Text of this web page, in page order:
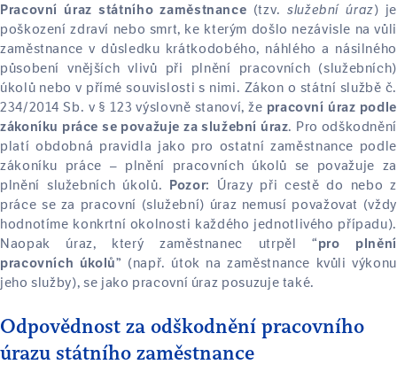
Pracovní úraz státního zaměstnance (tzv.služební úraz) je
poškození zdraví nebo smrt, ke kterým došlo nezávisle na vůli
zaměstnance v důsledku krátkodobého, náhlého a násilného
působení vnějších vlivů při plnění pracovních (služebních)
úkolů nebo v přímé souvislosti s nimi. Zákon o státní službě č.
234/2014 Sb. v § 123 výslovně stanoví, že pracovní úraz podle
zákoníku práce se považuje za služební úraz. Pro odškodnění
platí obdobná pravidla jako pro ostatní zaměstnance podle
zákoníku práce – plnění pracovních úkolů se považuje za
plnění služebních úkolů. Pozor:
Úrazy při cestě do nebo z
práce se za pracovní (služební) úraz nemusí považovat (vždy
hodnotíme konkrtní okolnosti každého jednotlivého případu).
Naopak úraz, který zaměstnanec utrpěl“pro plnění
pracovních úkolů” (např. útok na zaměstnance kvůli výkonu
jeho služby), se jako pracovní úraz posuzuje také.
Odpovědnost za odškodnění pracovního
úrazu státního zaměstnance